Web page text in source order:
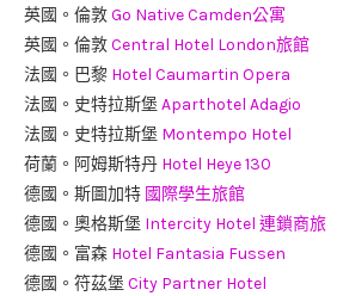
英國。倫敦Go Native Camden公寓
英國。倫敦Central Hotel London旅館
法國。巴黎 Hotel Caumartin Opera
法國。史特拉斯堡 Aparthotel Adagio
法國。史特拉斯堡 Montempo Hotel
荷蘭。阿姆斯特丹 Hotel Heye 130
德國。斯圖加特 國際學生旅館
德國。奧格斯堡 Intercity Hotel 連鎖商旅
德國。富森 Hotel Fantasia Fussen
德國。符茲堡 City Partner Hotel